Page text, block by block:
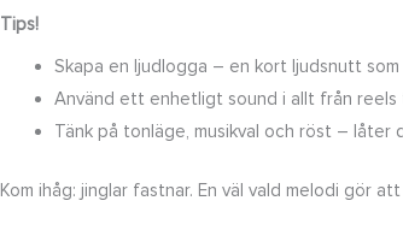
Tips!
Skapa en ljudlogga – en kort ljudsnutt
Använd ett enhetligt sound i allt från reels
Tänk på tonläge, musikval och röst – låter
Kom ihåg: jinglar fastnar. En väl vald melodi gör